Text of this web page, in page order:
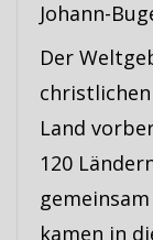
Johann-
Der
Land
120
kamen in